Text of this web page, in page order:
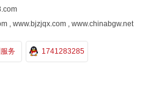
, www.bjzjqx.com , www.chinabgw.net
务 1741283285